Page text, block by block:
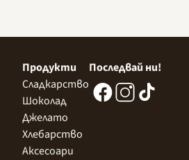
Продукти
Сладкарство
Шоколад
Джелато
Хлебарство
Аксесоари
Последвай ни!